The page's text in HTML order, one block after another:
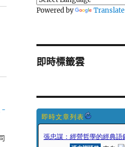
-
Powered by Translate
即時標籤雲